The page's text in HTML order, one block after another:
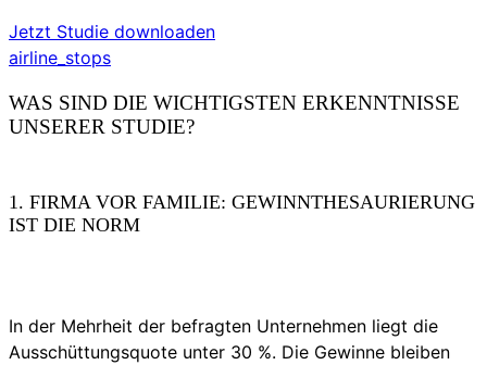
Jetzt Studie downloaden
airline_stops
WAS SIND DIE WICHTIGSTEN ERKENNTNISSE
UNSERER STUDIE?
1. FIRMA VOR FAMILIE: GEWINNTHESAURIERUNG
IST DIE NORM
In der Mehrheit der befragten Unternehmen liegt die
Ausschüttungsquote unter 30 %. Die Gewinne bleiben